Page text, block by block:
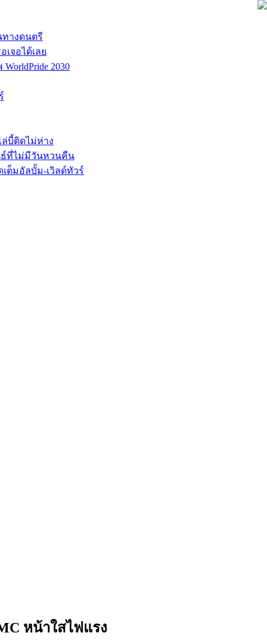
ทางดนตรี
จอได้เลย
2030
ล่บี้ติดไม่ห่าง
ธ์ที่ไม่มีวันหวนคืน
เต็มอัลบั้ม-เวิลด์ทัวร์
หน้าใสไฟแรง